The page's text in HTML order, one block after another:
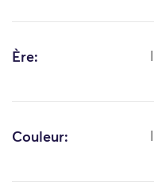
Ère:
Couleur: